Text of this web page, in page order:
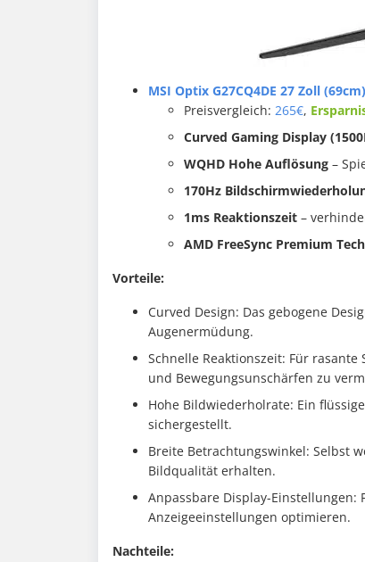
MSI Optix G27CQ4DE 27 Zoll
Preisvergleich: 265€,
Curved Gaming Display
WQHD Hohe Auflösung –
170Hz
1ms Reaktionszeit –
AMD FreeSync Premium
Vorteile:
Curved Design: Das gebogene
Augenermüdung.
Schnelle Reaktionszeit: Für
und Bewegungsunschärfen zu
Hohe Bildwiederholrate: Ein
sichergestellt.
Breite Betrachtungswinkel: Selbst
Bildqualität erhalten.
Anpassbare Display-
Anzeigeeinstellungen optimieren.
Nachteile: